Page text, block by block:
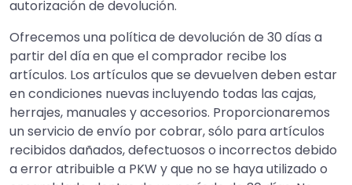
autorización de devolución.
Ofrecemos una política de devolución de 30 días a
partir del día en que el comprador recibe los
artículos. Los artículos que se devuelven deben estar
en condiciones nuevas incluyendo todas las cajas,
herrajes, manuales y accesorios. Proporcionaremos
un servicio de envío por cobrar, sólo para artículos
recibidos dañados, defectuosos o incorrectos debido
a error atribuible a PKW y que no se haya utilizado o